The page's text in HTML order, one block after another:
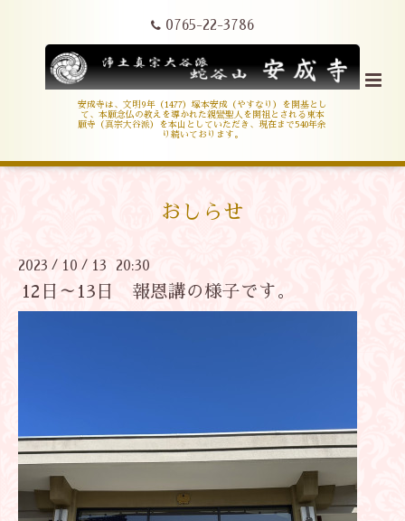
0765-22-3786
安成寺は、文明9年（1477）塚本安成（やすなり）を開基とし
て、本願念仏の教えを導かれた親鸞聖人を開祖とされる東本
願寺（真宗大谷派）を本山としていただき、現在まで540年余
り続いております。
おしらせ
2023 / 10 / 13 20:30
12日～13日 報恩講の様子です。